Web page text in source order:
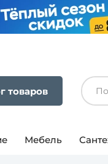
товаров
Мебель